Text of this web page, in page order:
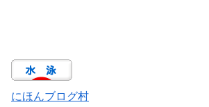
にほんブログ村